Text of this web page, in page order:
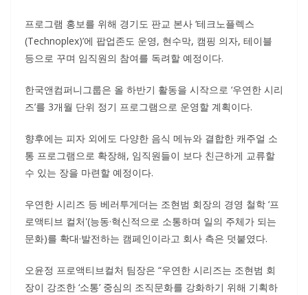
프로그램 홍보를 위해 경기도 판교 본사 ‘테크노플렉스
(Technoplex)’에 팝업존도 운영, 현수막, 캠핑 의자, 테이블
등으로 꾸며 임직원의 참여를 독려할 예정이다.
한국앤컴퍼니그룹은 올 하반기 활동을 시작으로 ‘우연한 시리
즈’를 3개월 단위 정기 프로그램으로 운영할 계획이다.
향후에는 피자 외에도 다양한 음식 메뉴와 결합한 캐주얼 소
통 프로그램으로 확장해, 임직원들이 보다 친근하게 교류할
수 있는 장을 마련할 예정이다.
우연한 시리즈 등 베러투게더는 조현범 회장의 경영 철학 ‘프
로액티브 컬처'(능동·혁신적으로 소통하며 일의 주체가 되는
문화)를 확대·발전하는 캠페인이라고 회사 측은 덧붙였다.
오윤정 프로액티브컬처 팀장은 “우연한 시리즈는 조현범 회
장이 강조한 ‘소통’ 중심의 조직문화를 강화하기 위해 기획하